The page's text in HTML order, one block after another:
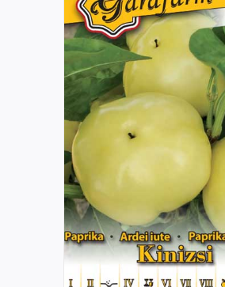
RÉSZLETEK